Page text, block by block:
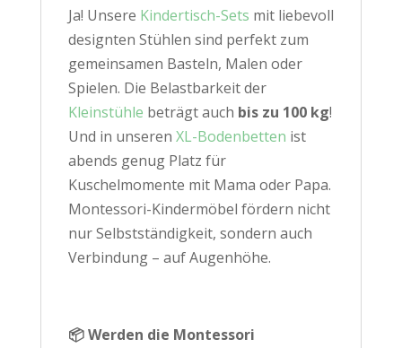
Ja! Unsere Kindertisch-Sets mit liebevoll
designten Stühlen sind perfekt zum
gemeinsamen Basteln, Malen oder
Spielen. Die Belastbarkeit der
Kleinstühle beträgt auch bis zu 100 kg!
Und in unseren XL-Bodenbetten ist
abends genug Platz für
Kuschelmomente mit Mama oder Papa.
Montessori-Kindermöbel fördern nicht
nur Selbstständigkeit, sondern auch
Verbindung – auf Augenhöhe.
📦 Werden die Montessori